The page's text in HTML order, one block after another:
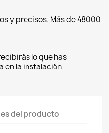
y precisos. Más de 48000
lo que has
en la instalación
del producto